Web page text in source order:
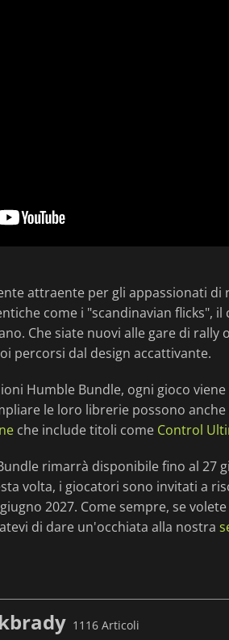
attraente per gli appassionati di
come i "scandinavian flicks",
Che siate nuovi alle gare di
percorsi dal design accattivante.
Humble Bundle, ogni gioco
le loro librerie possono
che include titoli come Control
rimarrà disponibile fino al 27
volta, i giocatori sono invitati a
2027. Come sempre, se
di dare un'occhiata alla nostra
1116 Articoli